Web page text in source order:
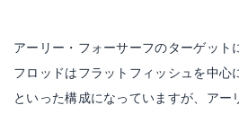
アーリー・フォーサーフのターゲット
フロッドはフラットフィッシュを中心
といった構成になっていますが、アー